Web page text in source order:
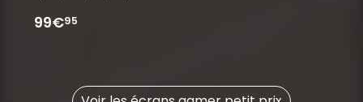
99€95